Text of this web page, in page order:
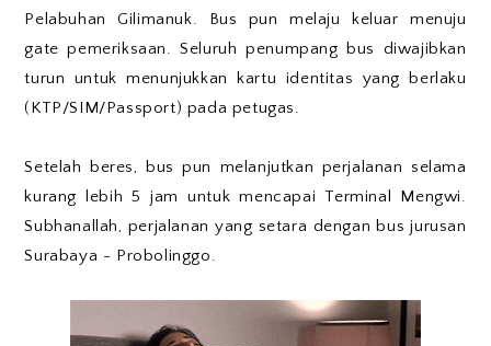
Pelabuhan Gilimanuk. Bus pun melaju keluar menuju
gate pemeriksaan. Seluruh penumpang bus diwajibkan
turun untuk menunjukkan kartu identitas yang berlaku
(KTP/SIM/Passport) pada petugas.
Setelah beres, bus pun melanjutkan perjalanan selama
kurang lebih 5 jam untuk mencapai Terminal Mengwi.
Subhanallah, perjalanan yang setara dengan bus jurusan
Surabaya - Probolinggo.